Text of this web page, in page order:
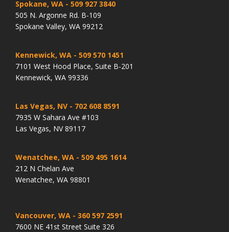
Spokane, WA - 509 927 3840
505 N. Argonne Rd. B-109
Spokane Valley, WA 99212
Kennewick, WA - 509 570 1451
7101 West Hood Place, Suite B-201
Kennewick, WA 99336
Las Vegas, NV - 702 608 8591
7935 W Sahara Ave #103
Las Vegas, NV 89117
Wenatchee, WA - 509 495 1614
212 N Chelan Ave
Wenatchee, WA 98801
Vancouver, WA - 360 597 2591
7600 NE 41st Street Suite 326